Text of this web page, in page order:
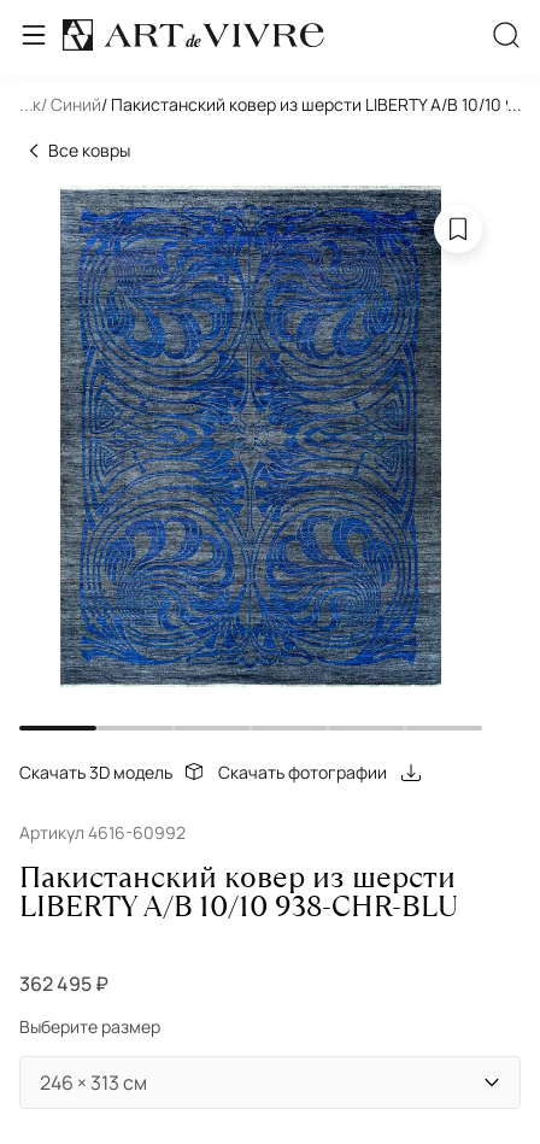
... / Синий/ Пакистанский ковер из шерсти LIBERTY A/B 10/10...
Все ковры
Скачать 3D модель Скачать фотографии
Артикул 4616-60992
Пакистанский ковер из шерсти
LIBERTY A/B 10/10 938-CHR-BLU
362 495 ₽
Выберите размер